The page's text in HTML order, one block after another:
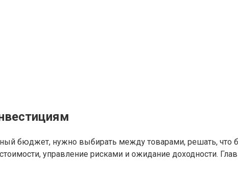
бюджет, нужно выбирать между товарами, решать, что
управление рисками и ожидание доходности.